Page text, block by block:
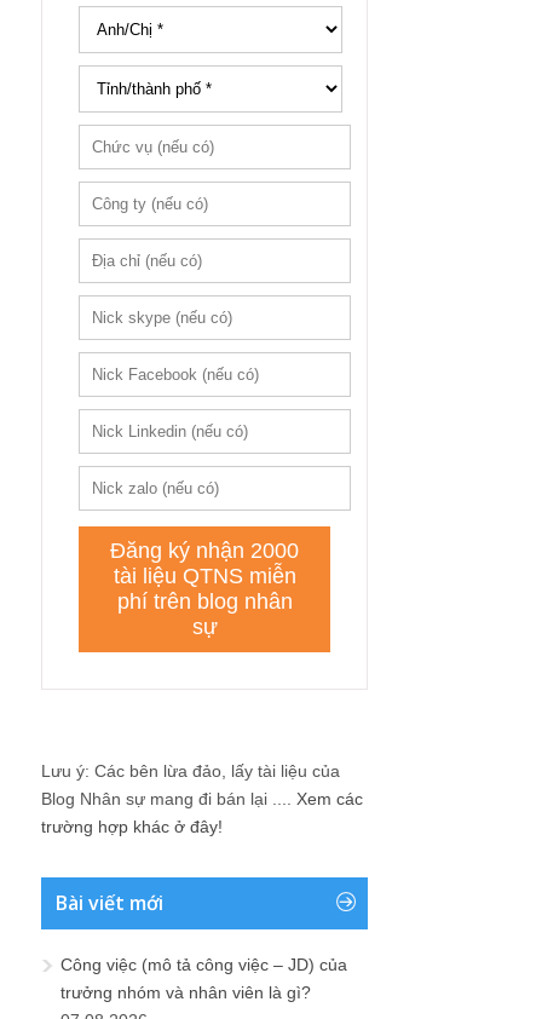
Lưu ý: Các bên lừa đảo, lấy tài liệu của
Blog Nhân sự mang đi bán lại .... Xem các
trường hợp khác ở đây!
Bài viết mới
Công việc (mô tả công việc – JD) của
trưởng nhóm và nhân viên là gì?